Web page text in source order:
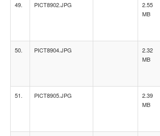
49. PICT8902.JPG
2.55
MB
50. PICT8904.JPG
2.32
MB
51. PICT8905.JPG
2.39
MB